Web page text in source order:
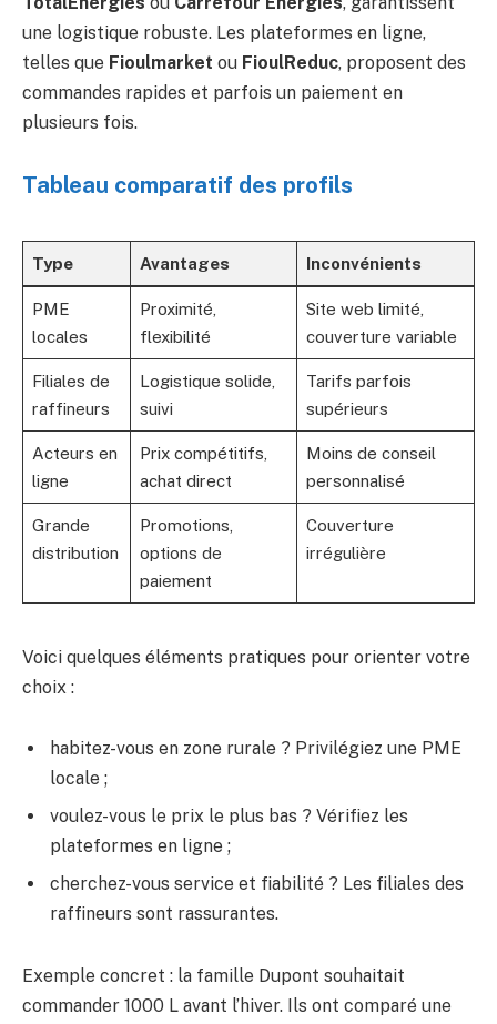
une logistique robuste. Les plateformes en ligne,
telles que Fioulmarket ou FioulReduc, proposent des
commandes rapides et parfois un paiement en
plusieurs fois.
Tableau comparatif des profils
Type Avantages Inconvénients
PME
locales
Proximité,
flexibilité
Site web limité,
couverture variable
Filiales de
raffineurs
Logistique solide,
suivi
Tarifs parfois
supérieurs
Acteurs en
ligne
Prix compétitifs,
achat direct
Moins de conseil
personnalisé
Grande
distribution
Promotions,
options de
paiement
Couverture
irrégulière
Voici quelques éléments pratiques pour orienter votre
choix :
habitez-vous en zone rurale ? Privilégiez une PME
locale ;
voulez-vous le prix le plus bas ? Vérifiez les
plateformes en ligne ;
cherchez-vous service et fiabilité ? Les filiales des
raffineurs sont rassurantes.
Exemple concret : la famille Dupont souhaitait
commander 1000 L avant l’hiver. Ils ont comparé une